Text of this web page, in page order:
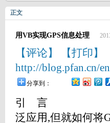
正文
用VB实现GPS信息处理
【评论】 【打印】
http://blog.pfan.cn/
分享到：
引 言 目前,GPS 已在许多行业和领域得到广泛应用,但就如何将GPS 有关信息读入计算机以便进一步处理和应用,仍是大家普遍关心的问题。虽然目前GPS 接收仪的种类、功能各有差异,而且使用的通讯协议也比较多,但许多GPS 生产商都遵循NMEA0183 协议,并且这些GPS 都提供串行通讯接口。笔者试图从分析GPS 通讯NMEA0183 协议入手,以计算机实时读取、显示、存储、回放GPS信息为例,探讨用VB 实现GPS 信息处理的一些方法。 1 GPS 通讯的NMEA 协议 GPS 的通讯协议比较多,其中NMEA (National Ma2rine Electronics Association) , 0183 协议为GPS 接收机和其他航海电子产品的导航数据输出格式,是目前普遍使用且为大多数生产商遵循的协议之一,以下为其基本通讯参数及报文格式。 1. 1 GPS 串行通讯参数 波特率= 4800 ;无奇偶校验;数据位= 8 ;停止位= 1 1. 2 NMEA 0183 报文格式 NMEA 0183 协议报文的语句串(ASCII 字符) 格式全部信息可如下表示[1] :＄AAXXX,ddd. . . ddd , 3 hh < CR > < LF > 具体内容为: ＄ 串头,表示串开始 AA 识别符 XXX 语句名 ddd …ddd 数据字段,字母或数字 , 逗号 3 星号,串尾 hh ＄与3 之间所有字符代码的校验和 < CR > 回车控制符 < LF > 换行控制符 1. 3 报文示例说明 在具体的GPS 应用中,不需要用到NMEA 的全部信息,而是根据具体的工作,从中选取所需的信息,忽略其他信息。在文献[ 1 ]中,给出了用NMEA0813 的＄GPGGA语句的数据格式及示例,文中以GPS 推荐的最短数据＄GPRMC 语句为例,具体讨论协议串中各数据段内容。 1. 3. 1 当GPS 接收仪和卫星的通讯正常时接收到的数据中就包含如下格式的RMC 语句: ＄GPRMC,055142,A,3603.3291,N,10346.3723,E,0.0,230.4,250503,1.3,W,A *3 02 其中数据分别为: ＄GPRMC 串头,其中RMC 为定位语句 055142 表示UTC 24 小时制的标准时间,格式为“时时/分分/秒秒”。根据任务还需要将其转换为北京时间格式 A 或V 表示信号接收状态,其中A表示数据“OK,V表示一个警告 3603.3291 表示纬度值,格式为